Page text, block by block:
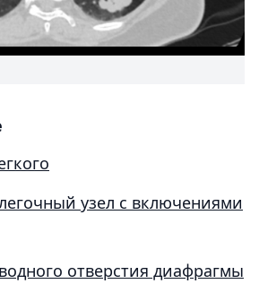
узел с включениями
отверстия диафрагмы